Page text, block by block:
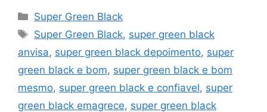
Categorias
Super Green Black
Tags
Super Green Black, super green black
anvisa, super green black depoimento, super
green black e bom, super green black e bom
mesmo, super green black e confiavel, super
green black emagrece, super green black